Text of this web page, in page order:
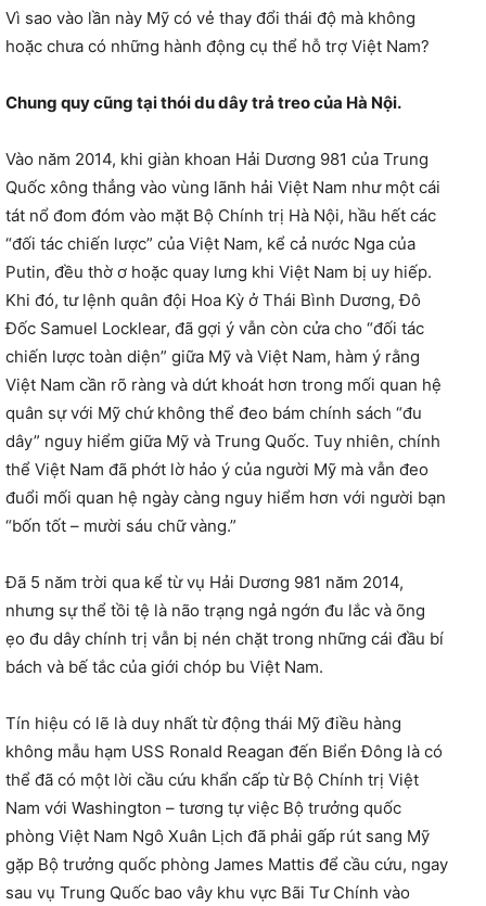
Vì sao vào lần này Mỹ có vẻ thay đổi thái độ mà không
hoặc chưa có những hành động cụ thể hỗ trợ Việt Nam?
Chung quy cũng tại thói du dây trả treo của Hà Nội.
Vào năm 2014, khi giàn khoan Hải Dương 981 của Trung
Quốc xông thẳng vào vùng lãnh hải Việt Nam như một cái
tát nổ đom đóm vào mặt Bộ Chính trị Hà Nội, hầu hết các
“đối tác chiến lược” của Việt Nam, kể cả nước Nga của
Putin, đều thờ ơ hoặc quay lưng khi Việt Nam bị uy hiếp.
Khi đó, tư lệnh quân đội Hoa Kỳ ở Thái Bình Dương, Đô
Đốc Samuel Locklear, đã gợi ý vẫn còn cửa cho “đối tác
chiến lược toàn diện” giữa Mỹ và Việt Nam, hàm ý rằng
Việt Nam cần rõ ràng và dứt khoát hơn trong mối quan hệ
quân sự với Mỹ chứ không thể đeo bám chính sách “đu
dây” nguy hiểm giữa Mỹ và Trung Quốc. Tuy nhiên, chính
thể Việt Nam đã phớt lờ hảo ý của người Mỹ mà vẫn đeo
đuổi mối quan hệ ngày càng nguy hiểm hơn với người bạn
“bốn tốt – mười sáu chữ vàng.”
Đã 5 năm trời qua kể từ vụ Hải Dương 981 năm 2014,
nhưng sự thể tồi tệ là não trạng ngả ngớn đu lắc và õng
ẹo đu dây chính trị vẫn bị nén chặt trong những cái đầu bí
bách và bế tắc của giới chóp bu Việt Nam.
Tín hiệu có lẽ là duy nhất từ động thái Mỹ điều hàng
không mẫu hạm USS Ronald Reagan đến Biển Đông là có
thể đã có một lời cầu cứu khẩn cấp từ Bộ Chính trị Việt
Nam với Washington – tương tự việc Bộ trưởng quốc
phòng Việt Nam Ngô Xuân Lịch đã phải gấp rút sang Mỹ
gặp Bộ trưởng quốc phòng James Mattis để cầu cứu, ngay
sau vụ Trung Quốc bao vây khu vực Bãi Tư Chính vào